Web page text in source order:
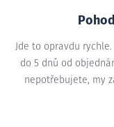
Jde to opravdu
do 5 dnů od
nepotřebujete, my